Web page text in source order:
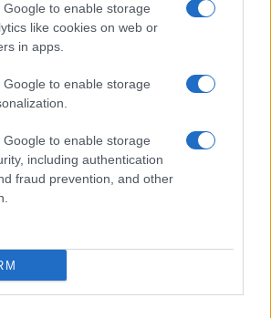
Google to enable storage
like cookies on web or
in apps.
Google to enable storage
Google to enable storage
including authentication
fraud prevention, and other
Ουκρανίας
ραντάρ EL/M‑2084, ο
αισθητήρας της
Αχιλλέα»